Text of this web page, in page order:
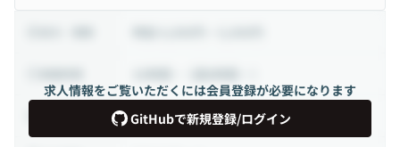
求人情報をご覧いただくには会員登録が必要になります
GitHubで新規登録/ログイン
業務委託